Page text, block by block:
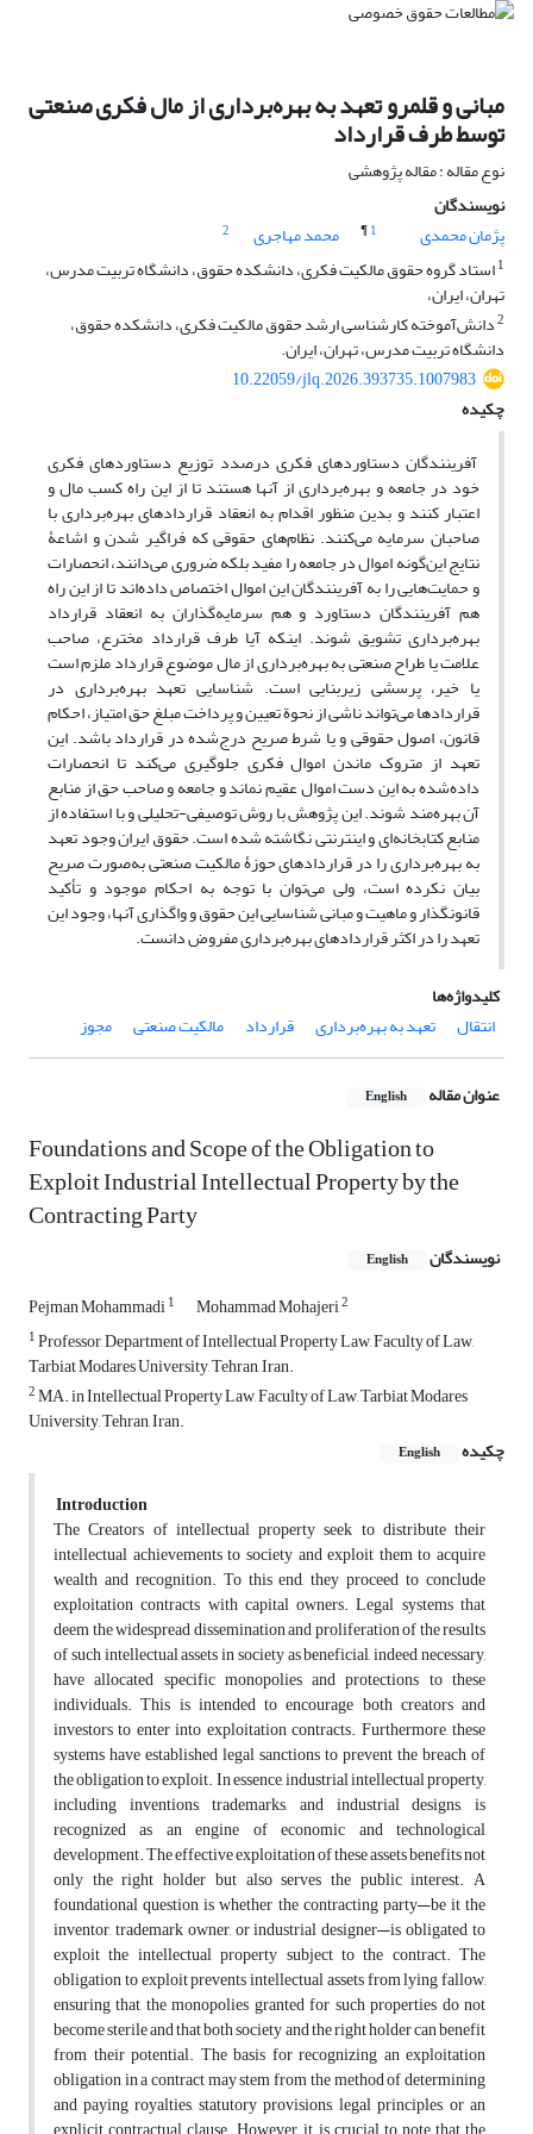
مبانی و قلمرو تعهد به بهره‌برداری از مال فکری صنعتی
توسط طرف قرارداد
نوع مقاله : مقاله پژوهشی
نویسندگان
پژمان محمدی
1
¶ محمد مهاجری
2
1استاد گروه حقوق مالکیت فکری، دانشکده حقوق، دانشگاه تربیت مدرس،
تهران، ایران،
2دانش‌آموخته کارشناسی ارشد حقوق مالکیت فکری، دانشکده حقوق،
دانشگاه تربیت مدرس، تهران، ایران.
10.22059/jlq.2026.393735.1007983
چکیده
آفرینندگان دستاوردهای فکری درصدد توزیع دستاورد‌های فکری
خود در جامعه و بهره‌برداری از آنها هستند تا از این راه کسب مال و
اعتبار کنند و بدین منظور ‌اقدام به انعقاد قراردادهای بهره‌برداری با
صاحبان سرمایه می‌کنند. نظام‌های حقوقی که فراگیر شدن و اشاعۀ
نتایج این‌گونه اموال در جامعه را مفید بلکه ضروری می‌دانند، انحصارات
و حمایت‌هایی را به آفرینندگان این اموال اختصاص داده‌اند تا از این راه
هم آفرینندگان دستاورد و هم سرمایه‌گذاران به انعقاد قرارداد
بهره‌برداری تشویق شوند. اینکه آیا طرف قرارداد مخترع، صاحب
علامت یا طراح صنعتی به بهر‌ه‌برداری از مال موضوع قرارداد ملزم است
یا خیر، پرسشی زیربنایی است. شناسایی تعهد بهره‌برداری در
قراردادها می‌تواند ناشی از نحوة تعیین و پرداخت مبلغ حق امتیاز، احکام
قانون، اصول حقوقی و یا شرط صریح درج‌شده در قرارداد باشد. این
تعهد از متروک ماندن اموال فکری جلوگیری می‌کند تا انحصارات
داده‌شده به این دست اموال عقیم نماند و جامعه و صاحب حق از منابع
آن بهره‌مند شوند. این پژوهش با روش توصیفی-تحلیلی و با استفاده از
منابع کتابخانه‌ای و اینترنتی نگاشته شده است. حقوق ایران وجود تعهد
به بهره‌برداری را در قراردادهای حوزۀ مالکیت صنعتی به‌صورت صریح
بیان نکرده است، ولی می‌توان با توجه به احکام موجود و تأکید
قانونگذار و ماهیت و مبانی شناسایی این حقوق و واگذاری آنها، وجود این
تعهد را در اکثر قراردادهای بهره‌برداری مفروض دانست.
کلیدواژه‌ها
انتقال
تعهد به بهره‌برداری قرارداد مالکیت صنعتی مجوز
عنوان مقاله English
Foundations and Scope of the Obligation to
Exploit Industrial Intellectual Property by the
Contracting Party
نویسندگان English
Pejman Mohammadi1 Mohammad Mohajeri2
1Professor, Department of Intellectual Property Law, Faculty of Law,
Tarbiat Modares University, Tehran, Iran.
2MA. in Intellectual Property Law, Faculty of Law, Tarbiat Modares
University, Tehran, Iran.
چکیده
English
Introduction
The Creators of intellectual property seek to distribute their
intellectual achievements to society and exploit them to acquire
wealth and recognition. To this end, they proceed to conclude
exploitation contracts with capital owners. Legal systems that
deem the widespread dissemination and proliferation of the results
of such intellectual assets in society as beneficial, indeed necessary,
have allocated specific monopolies and protections to these
individuals. This is intended to encourage both creators and
investors to enter into exploitation contracts. Furthermore, these
systems have established legal sanctions to prevent the breach of
the obligation to exploit. In essence, industrial intellectual property,
including inventions, trademarks, and industrial designs, is
recognized as an engine of economic and technological
development. The effective exploitation of these assets benefits not
only the right holder but also serves the public interest. A
foundational question is whether the contracting party—be it the
inventor, trademark owner, or industrial designer—is obligated to
exploit the intellectual property subject to the contract. The
obligation to exploit prevents intellectual assets from lying fallow,
ensuring that the monopolies granted for such properties do not
become sterile and that both society and the right holder can benefit
from their potential. The basis for recognizing an exploitation
obligation in a contract may stem from the method of determining
and paying royalties, statutory provisions, legal principles, or an